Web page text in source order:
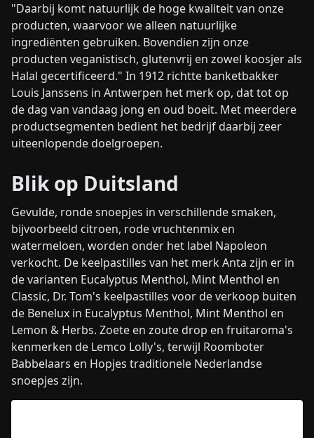
"Daarbij komt natuurlijk de hoge kwaliteit van onze
producten, waarvoor we alleen natuurlijke
ingrediënten gebruiken. Bovendien zijn onze
producten veganistisch, glutenvrij en zowel koosjer als
Halal gecertificeerd." In 1912 richtte banketbakker
Louis Janssens in Antwerpen het merk op, dat tot op
de dag van vandaag jong en oud boeit. Met meerdere
productsegmenten bedient het bedrijf daarbij zeer
uiteenlopende doelgroepen.
Blik op Duitsland
Gevulde, ronde snoepjes in verschillende smaken,
bijvoorbeeld citroen, rode vruchtenmix en
watermeloen, worden onder het label Napoleon
verkocht. De keelpastilles van het merk Anta zijn er in
de varianten Eucalyptus Menthol, Mint Menthol en
Classic, Dr. Tom's keelpastilles voor de verkoop buiten
de Benelux in Eucalyptus Menthol, Mint Menthol en
Lemon & Herbs. Zoete en zoute drop en fruitaroma's
kenmerken de Lemco Lolly's, terwijl Roomboter
Babbelaars en Hopjes traditionele Nederlandse
snoepjes zijn.